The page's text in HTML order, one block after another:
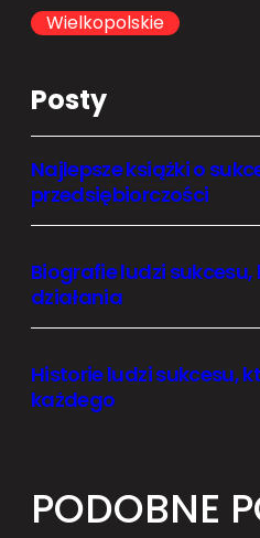
hWielkopolskie
Posty
Najlepsze książki o
przedsiębiorczości
Biografie ludzi
działania
Historie ludzi sukcesu,
każdego
PODOBNE